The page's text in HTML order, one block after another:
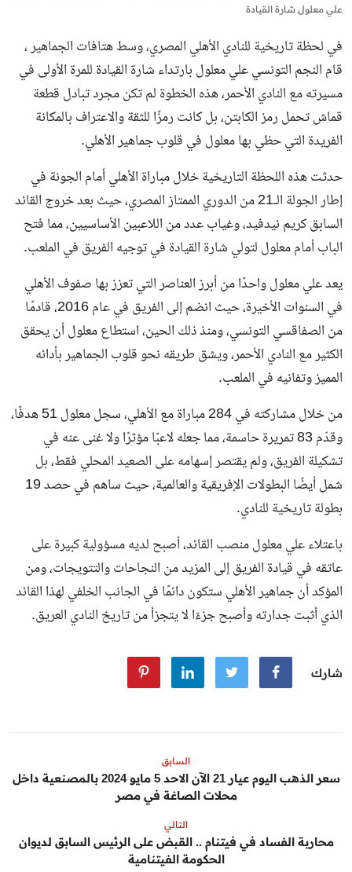
علي معلول شارة القيادة
في لحظة تاريخية للنادي الأهلي المصري، وسط هتافات الجماهير ،
قام النجم التونسي علي معلول بارتداء شارة القيادة للمرة الأولى في
مسيرته مع النادي الأحمر، هذه الخطوة لم تكن مجرد تبادل قطعة
قماش تحمل رمز الكابتن، بل كانت رمزًا للثقة والاعتراف بالمكانة
الفريدة التي حظي بها معلول في قلوب جماهير الأهلي.
حدثت هذه اللحظة التاريخية خلال مباراة الأهلي أمام الجونة في
إطار الجولة الـ21 من الدوري الممتاز المصري، حيث بعد خروج القائد
السابق كريم نيدفيد، وغياب عدد من اللاعبين الأساسيين، مما فتح
الباب أمام معلول لتولي شارة القيادة في توجيه الفريق في الملعب.
يعد علي معلول واحدًا من أبرز العناصر التي تعزز بها صفوف الأهلي
في السنوات الأخيرة، حيث انضم إلى الفريق في عام 2016، قادمًا
من الصفاقسي التونسي، ومنذ ذلك الحين، استطاع معلول أن يحقق
الكثير مع النادي الأحمر، ويشق طريقه نحو قلوب الجماهير بأدائه
المميز وتفانيه في الملعب.
من خلال مشاركته في 284 مباراة مع الأهلي، سجل معلول 51 هدفًا،
وقدّم 83 تمريرة حاسمة، مما جعله لاعبًا مؤثرًا ولا غنى عنه في
تشكيلة الفريق، ولم يقتصر إسهامه على الصعيد المحلي فقط، بل
شمل أيضًا البطولات الإفريقية والعالمية، حيث ساهم في حصد 19
بطولة تاريخية للنادي.
باعتلاء علي معلول منصب القائد، أصبح لديه مسؤولية كبيرة على
عاتقه في قيادة الفريق إلى المزيد من النجاحات والتتويجات، ومن
المؤكد أن جماهير الأهلي ستكون دائمًا في الجانب الخلفي لهذا القائد
الذي أثبت جدارته وأصبح جزءًا لا يتجزأ من تاريخ النادي العريق.
شارك
السابق
سعر الذهب اليوم عيار 21 الآن الاحد 5 مايو 2024 بالمصنعية داخل
محلات الصاغة في مصر
التالي
محاربة الفساد في فيتنام .. القبض على الرئيس السابق لديوان
الحكومة الفيتنامية